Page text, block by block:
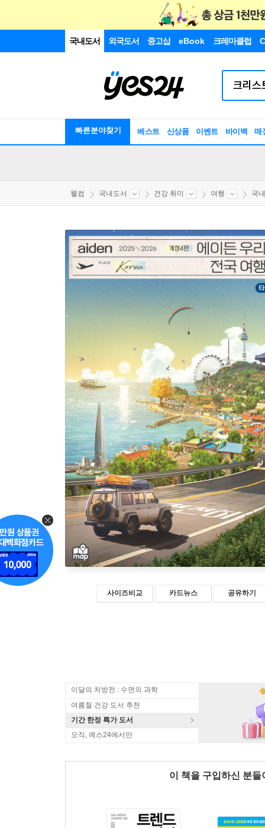
국내도서 외국도서 중고샵 eBook 크레마클럽
빠른분야찾기 베스트 신상품 이벤트 바이백 매
웰컴 국내도서 건강 취미 여행 국
사이즈비교 카드뉴스 공유하기
이달의 처방전 : 수면의 과학
여름철 건강 도서 추천
기간 한정 특가 도서
오직, 예스24에서만
이 책을 구입하신 분